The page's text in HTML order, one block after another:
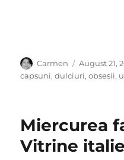
Author
Carmen
Posted
on
August 21,
capsuni,dulciuri,obsesii,
Miercurea
Vitrine